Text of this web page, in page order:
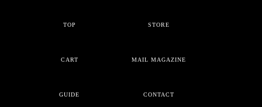
TOP STORE
CART MAIL MAGAZINE
GUIDE CONTACT